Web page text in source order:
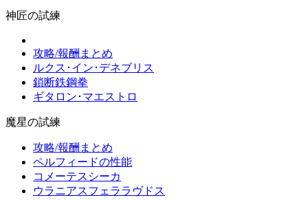
神匠の試練
攻略/報酬まとめ
ルクス･イン･デネブリス
鎖断鉄鋼拳
ギタロン･マエストロ
魔星の試練
攻略/報酬まとめ
ペルフィードの性能
コメーテスシーカ
ウラニアスフェララヴドス